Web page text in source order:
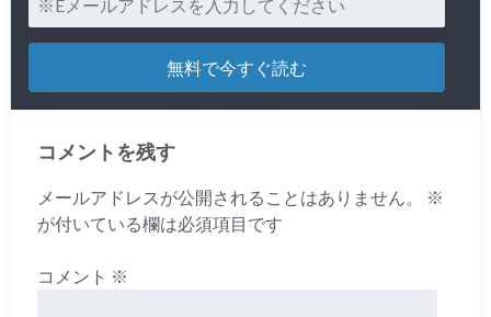
コメントを残す
メールアドレスが公開されることはありません。
※
が付いている欄は必須項目です
コメント ※